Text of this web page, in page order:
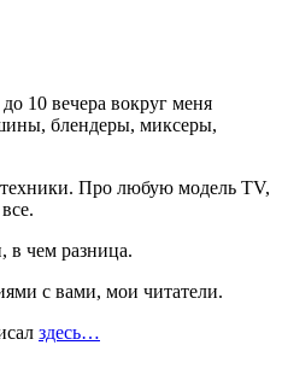
10 вечера вокруг меня
блендеры, миксеры,
Про любую модель TV,
чем разница.
с вами, мои читатели.
здесь…